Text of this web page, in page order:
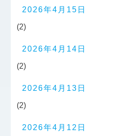
2026年4月15日
(2)
2026年4月14日
(2)
2026年4月13日
(2)
2026年4月12日